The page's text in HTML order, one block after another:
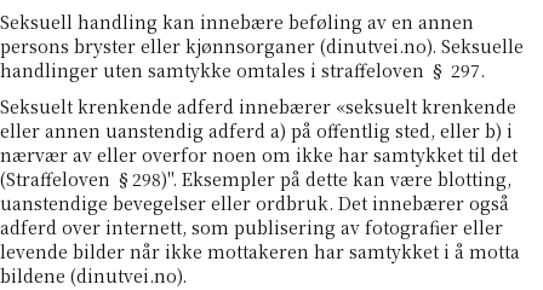
Seksuell handling kan innebære beføling av en annen
persons bryster eller kjønnsorganer (dinutvei.no). Seksuelle
handlinger uten samtykke omtales i straffeloven § 297.
Seksuelt krenkende adferd innebærer «seksuelt krenkende
eller annen uanstendig adferd a) på offentlig sted, eller b) i
nærvær av eller overfor noen om ikke har samtykket til det
(Straffeloven §298)". Eksempler på dette kan være blotting,
uanstendige bevegelser eller ordbruk. Det innebærer også
adferd over internett, som publisering av fotografier eller
levende bilder når ikke mottakeren har samtykket i å motta
bildene (dinutvei.no).